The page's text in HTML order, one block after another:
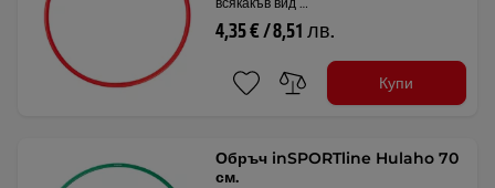
4,35 € / 8,51 лв.
Купи
Обръч inSPORTline Hulaho 70
см.